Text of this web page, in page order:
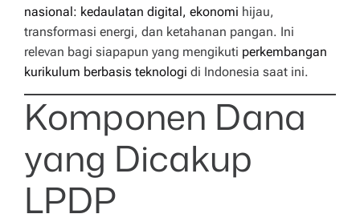
nasional: kedaulatan digital, ekonomi hijau,
transformasi energi, dan ketahanan pangan. Ini
relevan bagi siapapun yang mengikuti perkembangan
kurikulum berbasis teknologi di Indonesia saat ini.
Komponen Dana
yang Dicakup
LPDP